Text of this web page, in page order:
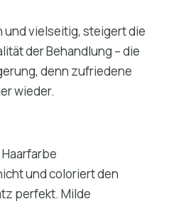
und vielseitig, steigert die
der Behandlung – die
denn zufriedene
wieder.
und coloriert den
perfekt. Milde